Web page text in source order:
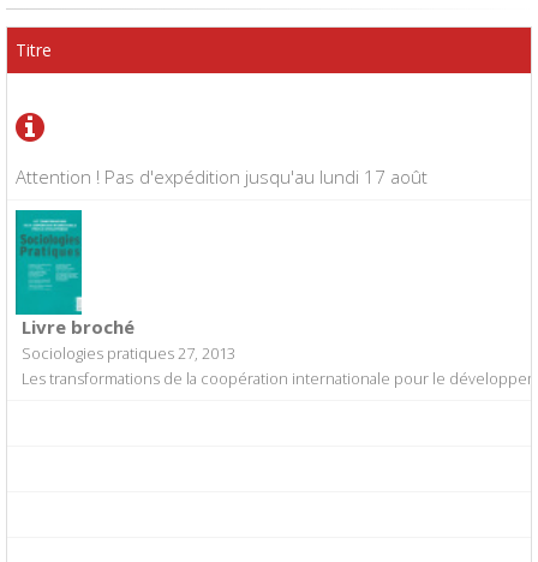
Attention ! Pas d'expédition jusqu'au lundi 17 août
Titre
Livre broché
Sociologies pratiques 27, 2013
Les transformations de la coopération internationale pour le